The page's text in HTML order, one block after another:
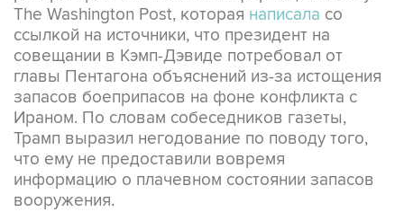
The Washington Post, которая написала со
ссылкой на источники, что президент на
совещании в Кэмп-Дэвиде потребовал от
главы Пентагона объяснений из-за истощения
запасов боеприпасов на фоне конфликта с
Ираном. По словам собеседников газеты,
Трамп выразил негодование по поводу того,
что ему не предоставили вовремя
информацию о плачевном состоянии запасов
вооружения.